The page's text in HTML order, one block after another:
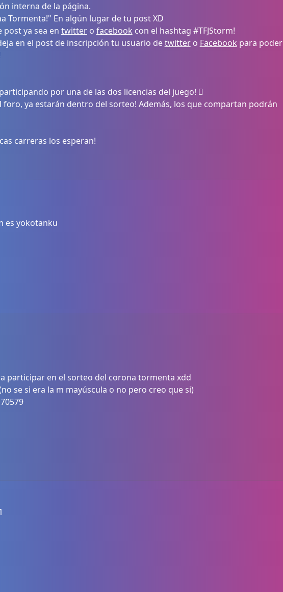
interna de la página.
Tormenta!" En algún lugar de tu post XD
ya sea en twittero facebook con el hashtag #TFJStorm!
en el post de inscripción tu usuario detwittero Facebook para poder
por una de las dos licencias del juego! 
foro, ya estarán dentro del sorteo! Además, los que compartan podrán
carreras los esperan!
es yokotanku
participar en el sorteo del corona tormenta xdd
se si era la m mayúscula o no pero creo que si)